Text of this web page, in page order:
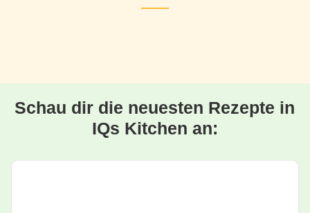
Schau dir die neuesten Rezepte in
IQs Kitchen an: